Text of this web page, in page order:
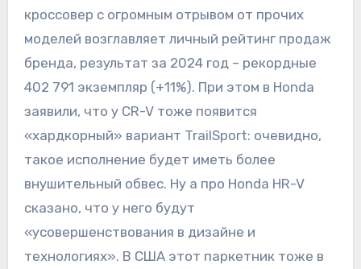
кроссовер с огромным отрывом от прочих
моделей возглавляет личный рейтинг продаж
бренда, результат за 2024 год – рекордные
402 791 экземпляр (+11%). При этом в Honda
заявили, что у CR-V тоже появится
«хардкорный» вариант TrailSport: очевидно,
такое исполнение будет иметь более
внушительный обвес. Ну а про Honda HR-V
сказано, что у него будут
«усовершенствования в дизайне и
технологиях». В США этот паркетник тоже в